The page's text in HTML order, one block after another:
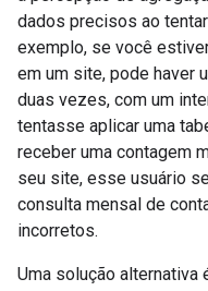
dados precisos ao
exemplo, se você
em um site, pode haver
duas vezes, com um
tentasse aplicar uma
receber uma contagem
seu site, esse usuário
consulta mensal de
incorretos.
Uma solução alternativa